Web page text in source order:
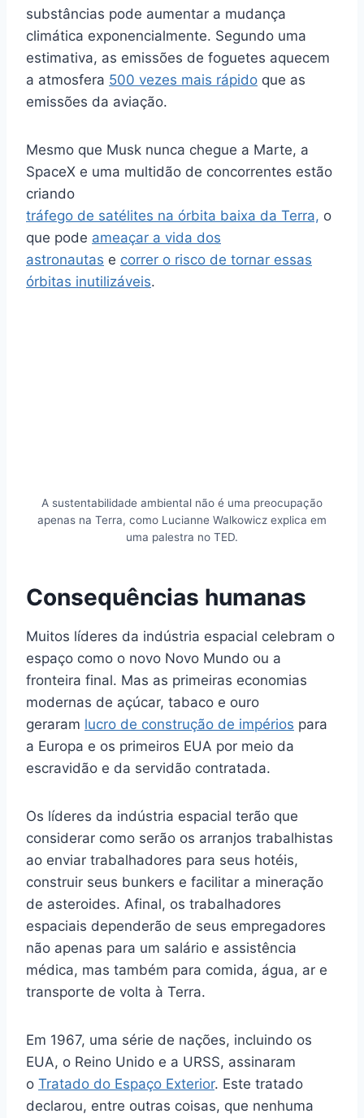
substâncias pode aumentar a mudança
climática exponencialmente. Segundo uma
estimativa, as emissões de foguetes aquecem
a atmosfera 500 vezes mais rápido que as
emissões da aviação.
Mesmo que Musk nunca chegue a Marte, a
SpaceX e uma multidão de concorrentes estão
criando
tráfego de satélites na órbita baixa da Terra, o
que pode ameaçar a vida dos
astronautas e correr o risco de tornar essas
órbitas inutilizáveis.
A sustentabilidade ambiental não é uma preocupação
apenas na Terra, como Lucianne Walkowicz explica em
uma palestra no TED.
Consequências humanas
Muitos líderes da indústria espacial celebram o
espaço como o novo Novo Mundo ou a
fronteira final. Mas as primeiras economias
modernas de açúcar, tabaco e ouro
geraram lucro de construção de impérios para
a Europa e os primeiros EUA por meio da
escravidão e da servidão contratada.
Os líderes da indústria espacial terão que
considerar como serão os arranjos trabalhistas
ao enviar trabalhadores para seus hotéis,
construir seus bunkers e facilitar a mineração
de asteroides. Afinal, os trabalhadores
espaciais dependerão de seus empregadores
não apenas para um salário e assistência
médica, mas também para comida, água, ar e
transporte de volta à Terra.
Em 1967, uma série de nações, incluindo os
EUA, o Reino Unido e a URSS, assinaram
o Tratado do Espaço Exterior. Este tratado
declarou, entre outras coisas, que nenhuma